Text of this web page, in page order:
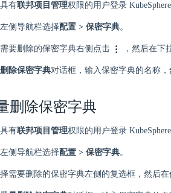
有联邦项目管理权限的用户登录
侧导航栏选择配置 > 保密字典。
要删除的保密字典右侧点击 ，然后在下
删除保密字典对话框，输入保密字典的名称
删除保密字典
有联邦项目管理权限的用户登录
侧导航栏选择配置 > 保密字典。
需要删除的保密字典左侧的复选框，然后